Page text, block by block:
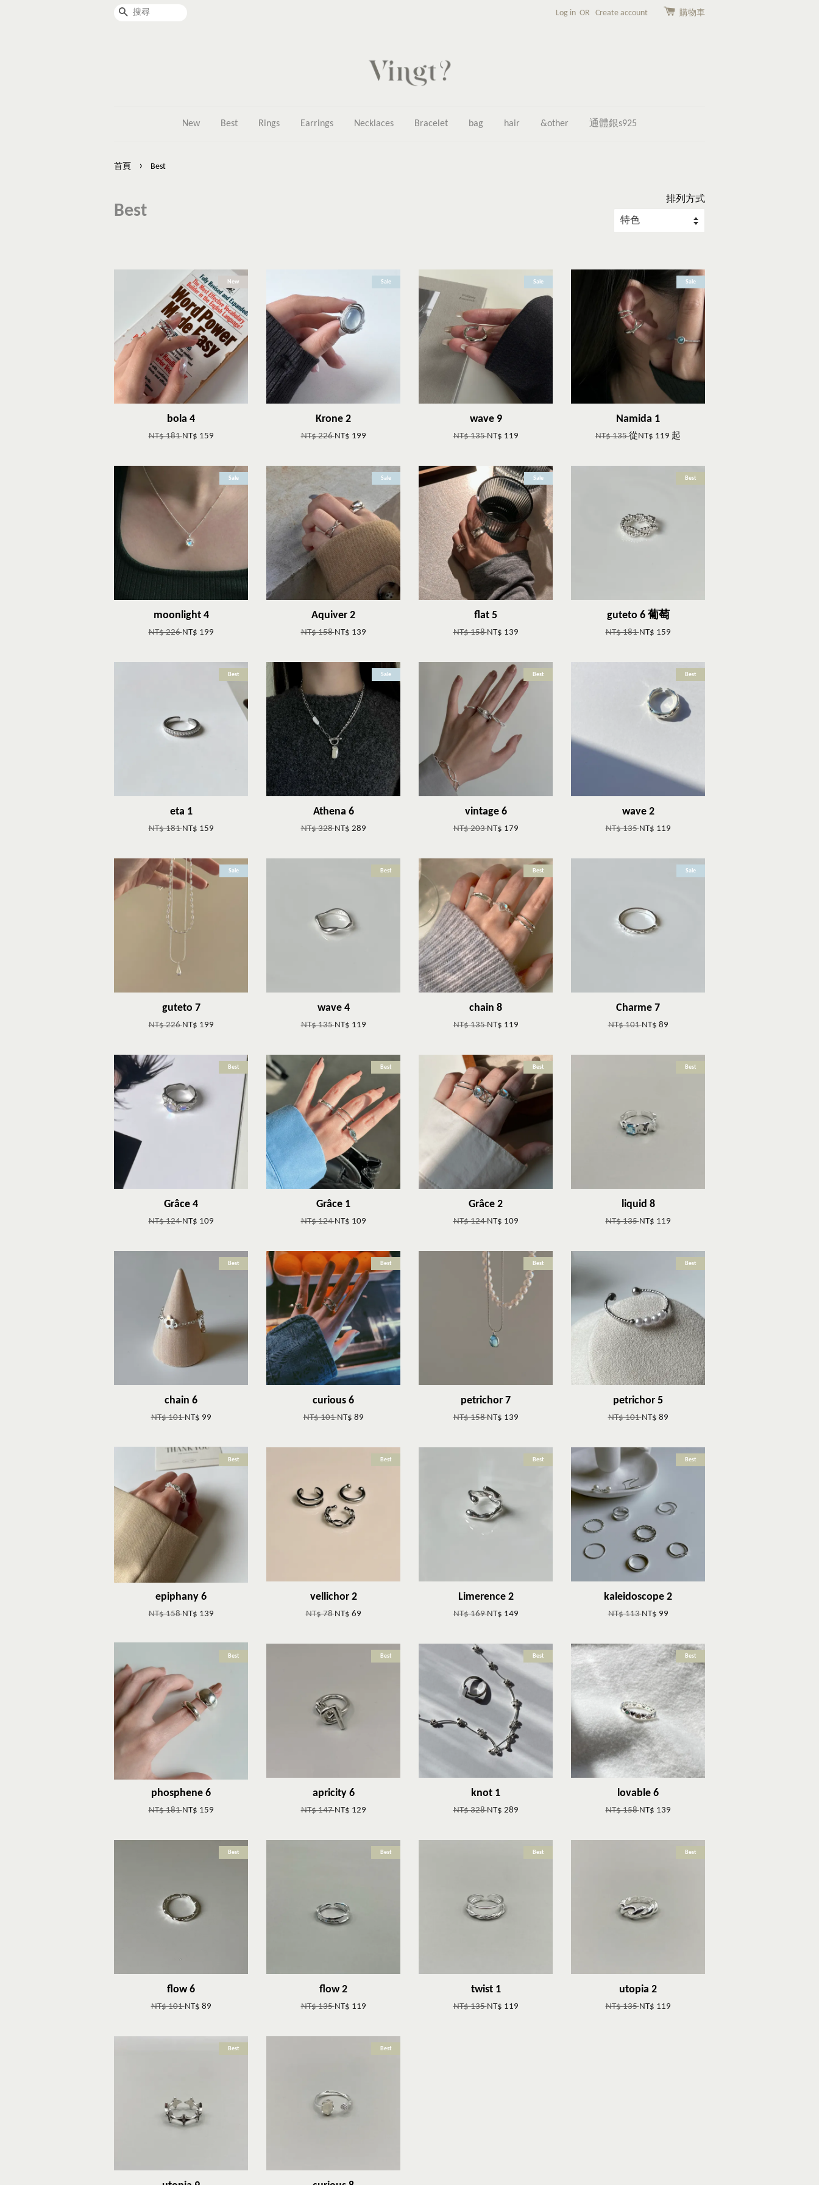
搜尋 Log in OR Create account 購物車
New Best Rings Earrings Necklaces Bracelet bag hair &other 通體銀s925
首頁 › Best
Best
排列方式
New
bola 4
NT$ 181NT$ 159
Sale
Krone 2
NT$ 226NT$ 199
Sale
wave 9
NT$ 135NT$ 119
Sale
Namida 1
NT$ 135從NT$ 119 起
Sale
moonlight 4
NT$ 226NT$ 199
Sale
Aquiver 2
NT$ 158NT$ 139
Sale
flat 5
NT$ 158NT$ 139
Best
guteto 6 葡萄
NT$ 181NT$ 159
Best
eta 1
NT$ 181NT$ 159
Sale
Athena 6
NT$ 328NT$ 289
Best
vintage 6
NT$ 203NT$ 179
Best
wave 2
NT$ 135NT$ 119
Sale
guteto 7
NT$ 226NT$ 199
Best
wave 4
NT$ 135NT$ 119
Best
chain 8
NT$ 135NT$ 119
Sale
Charme 7
NT$ 101NT$ 89
Best
Grâce 4
NT$ 124NT$ 109
Best
Grâce 1
NT$ 124NT$ 109
Best
Grâce 2
NT$ 124NT$ 109
Best
liquid 8
NT$ 135NT$ 119
Best
chain 6
NT$ 101NT$ 99
Best
curious 6
NT$ 101NT$ 89
Best
petrichor 7
NT$ 158NT$ 139
Best
petrichor 5
NT$ 101NT$ 89
Best
epiphany 6
NT$ 158NT$ 139
Best
vellichor 2
NT$ 78NT$ 69
Best
Limerence 2
NT$ 169NT$ 149
Best
kaleidoscope 2
NT$ 113NT$ 99
Best
phosphene 6
NT$ 181NT$ 159
Best
apricity 6
NT$ 147NT$ 129
Best
knot 1
NT$ 328NT$ 289
Best
lovable 6
NT$ 158NT$ 139
Best
flow 6
NT$ 101NT$ 89
Best
flow 2
NT$ 135NT$ 119
Best
twist 1
NT$ 135NT$ 119
Best
utopia 2
NT$ 135NT$ 119
Best Best